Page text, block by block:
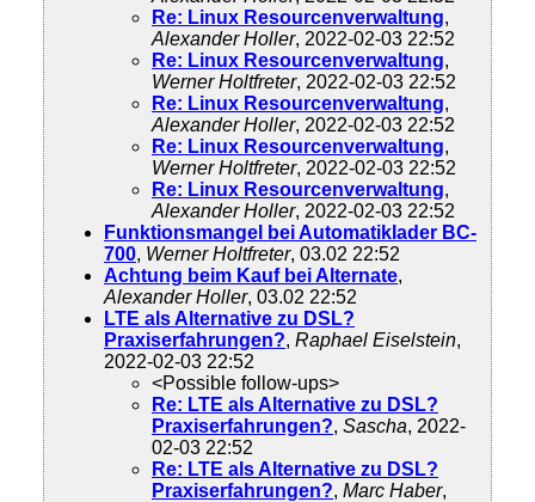
Re: Linux Resourcenverwaltung,
Alexander Holler, 2022-02-03 22:52
Re: Linux Resourcenverwaltung,
Werner Holtfreter, 2022-02-03 22:52
Re: Linux Resourcenverwaltung,
Alexander Holler, 2022-02-03 22:52
Re: Linux Resourcenverwaltung,
Werner Holtfreter, 2022-02-03 22:52
Re: Linux Resourcenverwaltung,
Alexander Holler, 2022-02-03 22:52
Funktionsmangel bei Automatiklader BC-
700, Werner Holtfreter, 03.02 22:52
Achtung beim Kauf bei Alternate,
Alexander Holler, 03.02 22:52
LTE als Alternative zu DSL?
Praxiserfahrungen?, Raphael Eiselstein,
2022-02-03 22:52
<Possible follow-ups>
Re: LTE als Alternative zu DSL?
Praxiserfahrungen?, Sascha, 2022-
02-03 22:52
Re: LTE als Alternative zu DSL?
Praxiserfahrungen?, Marc Haber,